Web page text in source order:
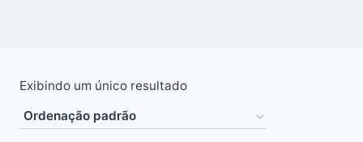
Exibindo um único resultado